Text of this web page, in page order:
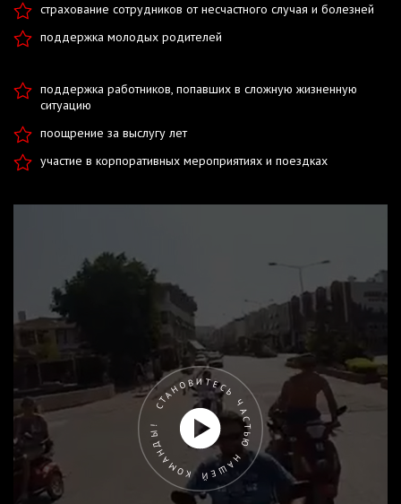
страхование сотрудников от несчастного случая и болезней
поддержка молодых родителей
поддержка работников, попавших в сложную жизненную
ситуацию
поощрение за выслугу лет
участие в корпоративных мероприятиях и поездках
СТАНОВИТЕСЬ ЧАСТЬЮ НАШЕЙ КОМАНДЫ!